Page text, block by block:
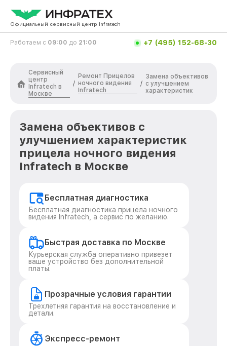
Официальный сервисный центр Infratech
Работаем с 09:00 до 21:00 +7 (495) 152-68-30
Сервисный
центр
Infratech в
Москве
/
Ремонт Прицелов
ночного видения
Infratech
/
Замена объективов
с улучшением
характеристик
Замена объективов с
улучшением характеристик
прицела ночного видения
Infratech в Москве
Бесплатная диагностика
Бесплатная диагностика прицела ночного
видения Infratech, а сервис по желанию.
Быстрая доставка по Москве
Курьерская служба оперативно привезет
ваше устройство без дополнительной
платы.
Прозрачные условия гарантии
Трехлетняя гарантия на восстановление и
детали.
Экспресс-ремонт